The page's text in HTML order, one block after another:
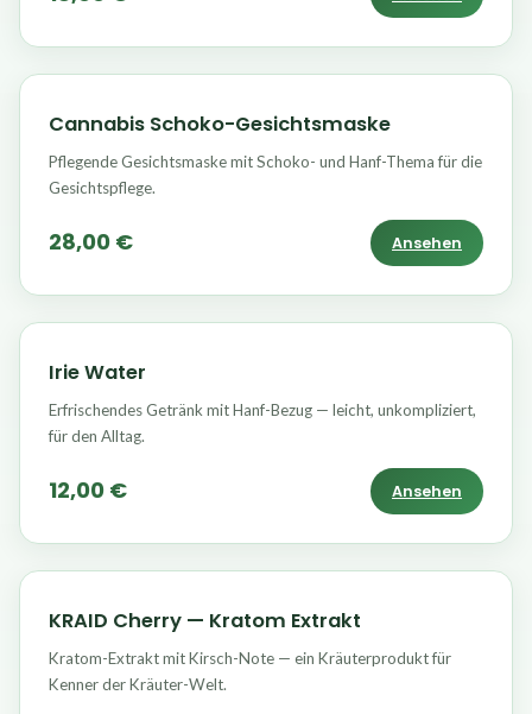
Cannabis Schoko-Gesichtsmaske
Pflegende Gesichtsmaske mit Schoko- und Hanf-Thema für die
Gesichtspflege.
28,00 € Ansehen
Irie Water
Erfrischendes Getränk mit Hanf-Bezug — leicht, unkompliziert,
für den Alltag.
12,00 € Ansehen
KRAID Cherry — Kratom Extrakt
Kratom-Extrakt mit Kirsch-Note — ein Kräuterprodukt für
Kenner der Kräuter-Welt.